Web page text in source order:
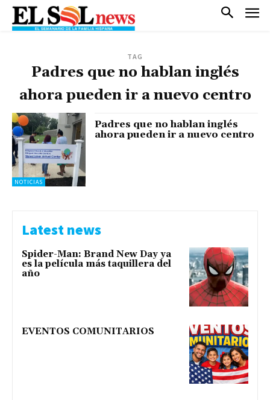
TAG
Padres que no hablan inglés
ahora pueden ir a nuevo centro
NOTICIAS
Padres que no hablan inglés
ahora pueden ir a nuevo centro
Latest news
Spider-Man: Brand New Day ya
es la película más taquillera del
año
EVENTOS COMUNITARIOS